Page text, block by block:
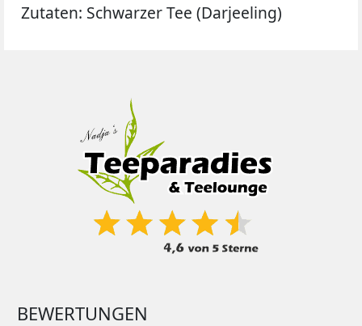
Zutaten: Schwarzer Tee (Darjeeling)
BEWERTUNGEN